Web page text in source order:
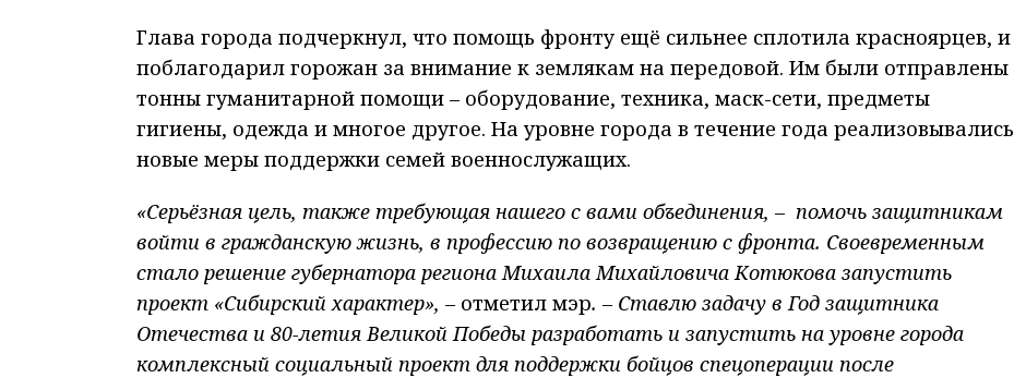
Глава города подчеркнул, что помощь фронту ещё сильнее сплотила красноярцев, и
поблагодарил горожан за внимание к землякам на передовой. Им были отправлены
тонны гуманитарной помощи – оборудование, техника, маск-сети, предметы
гигиены, одежда и многое другое. На уровне города в течение года реализовывались
новые меры поддержки семей военнослужащих.
«Серьёзная цель, также требующая нашего с вами объединения, – помочь защитникам
войти в гражданскую жизнь, в профессию по возвращению с фронта. Своевременным
стало решение губернатора региона Михаила Михайловича Котюкова запустить
проект «Сибирский характер», –отметил мэр. – Ставлю задачу в Год защитника
Отечества и 80-летия Великой Победы разработать и запустить на уровне города
комплексный социальный проект для поддержки бойцов спецоперации после